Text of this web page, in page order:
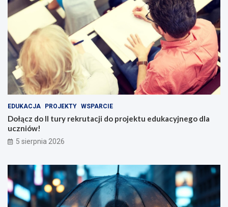
EDUKACJA PROJEKTY WSPARCIE
Dołącz do II tury rekrutacji do projektu edukacyjnego dla
uczniów!
5 sierpnia 2026